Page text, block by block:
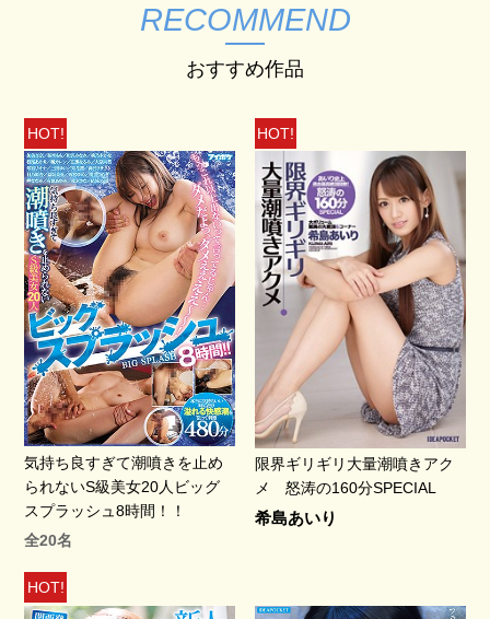
RECOMMEND
おすすめ作品
HOT!
気持ち良すぎて潮噴きを止め
られないS級美女20人ビッグ
スプラッシュ8時間！！
全20名
HOT!
限界ギリギリ大量潮噴きアク
メ 怒涛の160分SPECIAL
希島あいり
HOT!